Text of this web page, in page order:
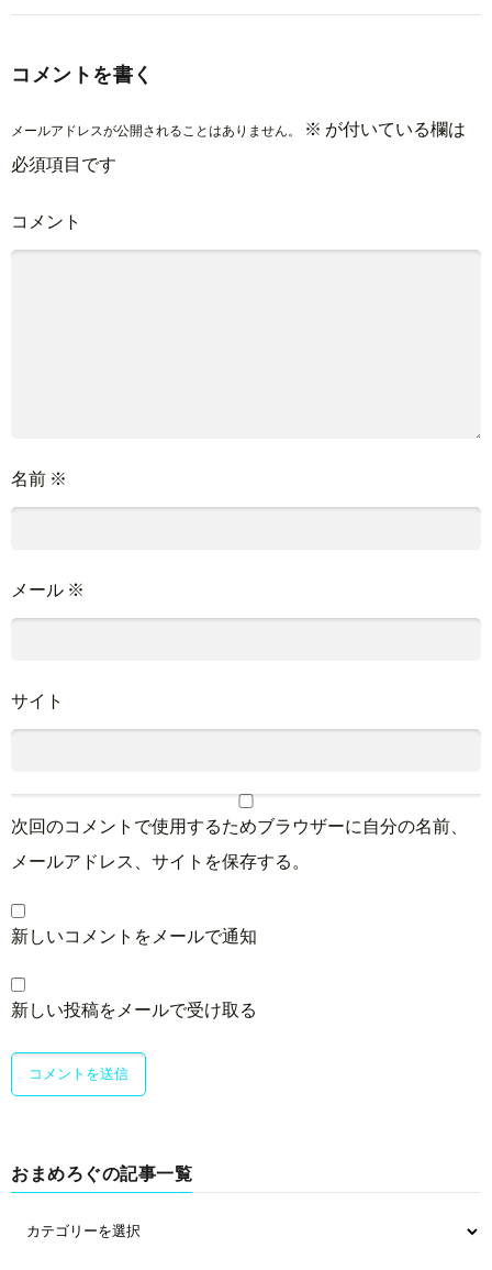
コメントを書く
メールアドレスが公開されることはありません。 ※ が付いている欄は
必須項目です
コメント
名前 ※
メール ※
サイト
次回のコメントで使用するためブラウザーに自分の名前、
メールアドレス、サイトを保存する。
新しいコメントをメールで通知
新しい投稿をメールで受け取る
おまめろぐの記事一覧